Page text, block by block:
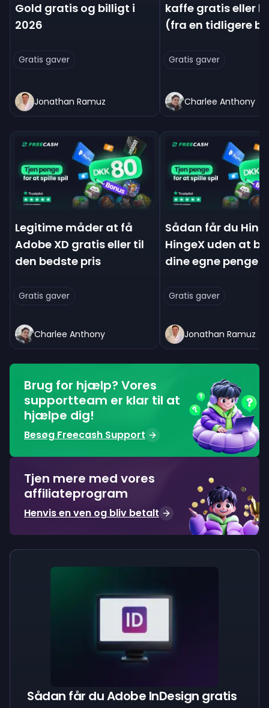
Gold gratis og billigt i
2026
Gratis gaver
Jonathan Ramuz
kaffe gratis eller
(fra en tidligere
Gratis gaver
Charlee Anthony
Legitime måder at få
Adobe XD gratis eller til
den bedste pris
Gratis gaver
Charlee Anthony
Sådan får du
HingeX uden at
dine egne penge
Gratis gaver
Jonathan Ramuz
Brug for hjælp? Vores
supportteam er klar til at
hjælpe dig!
Besøg Freecash Support
Tjen mere med vores
affiliateprogram
Henvis en ven og bliv betalt
Sådan får du Adobe InDesign gratis